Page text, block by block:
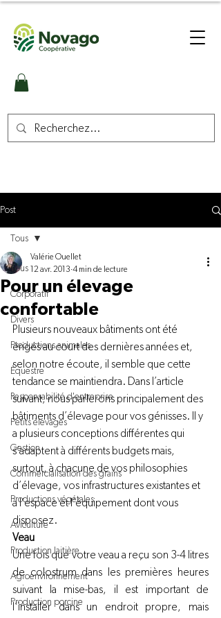
Post
Tous
Corporatif
Divers
Productions animales
Équestre
Responsabilité d'entreprise
Petits élevages
Gestion
Commercialisation des grains
Productions végétales
Aviculture
Production laitière
Agroenvironnement
Production porcine
Tous
Pour un élevage
confortable
Valérie Ouellet
12 avr. 2013 4 min de lecture
Plusieurs nouveaux bâtiments ont été
érigés au court des dernières années et,
selon notre écoute, il semble que cette
tendance se maintiendra. Dans l’article
suivant, nous parlerons principalement des
bâtiments d’élevage pour vos génisses. Il y
a plusieurs conceptions différentes qui
s’adaptent à différents budgets mais,
surtout, à chacune de vos philosophies
d’élevage, vos infrastructures existantes et
à l’espace et l’équipement dont vous
disposez.
Veau
Une fois que votre veau a reçu son 3-4 litres
de colostrum dans les premières heures
suivant la mise-bas, il est important de
l’installer dans un endroit propre, mais